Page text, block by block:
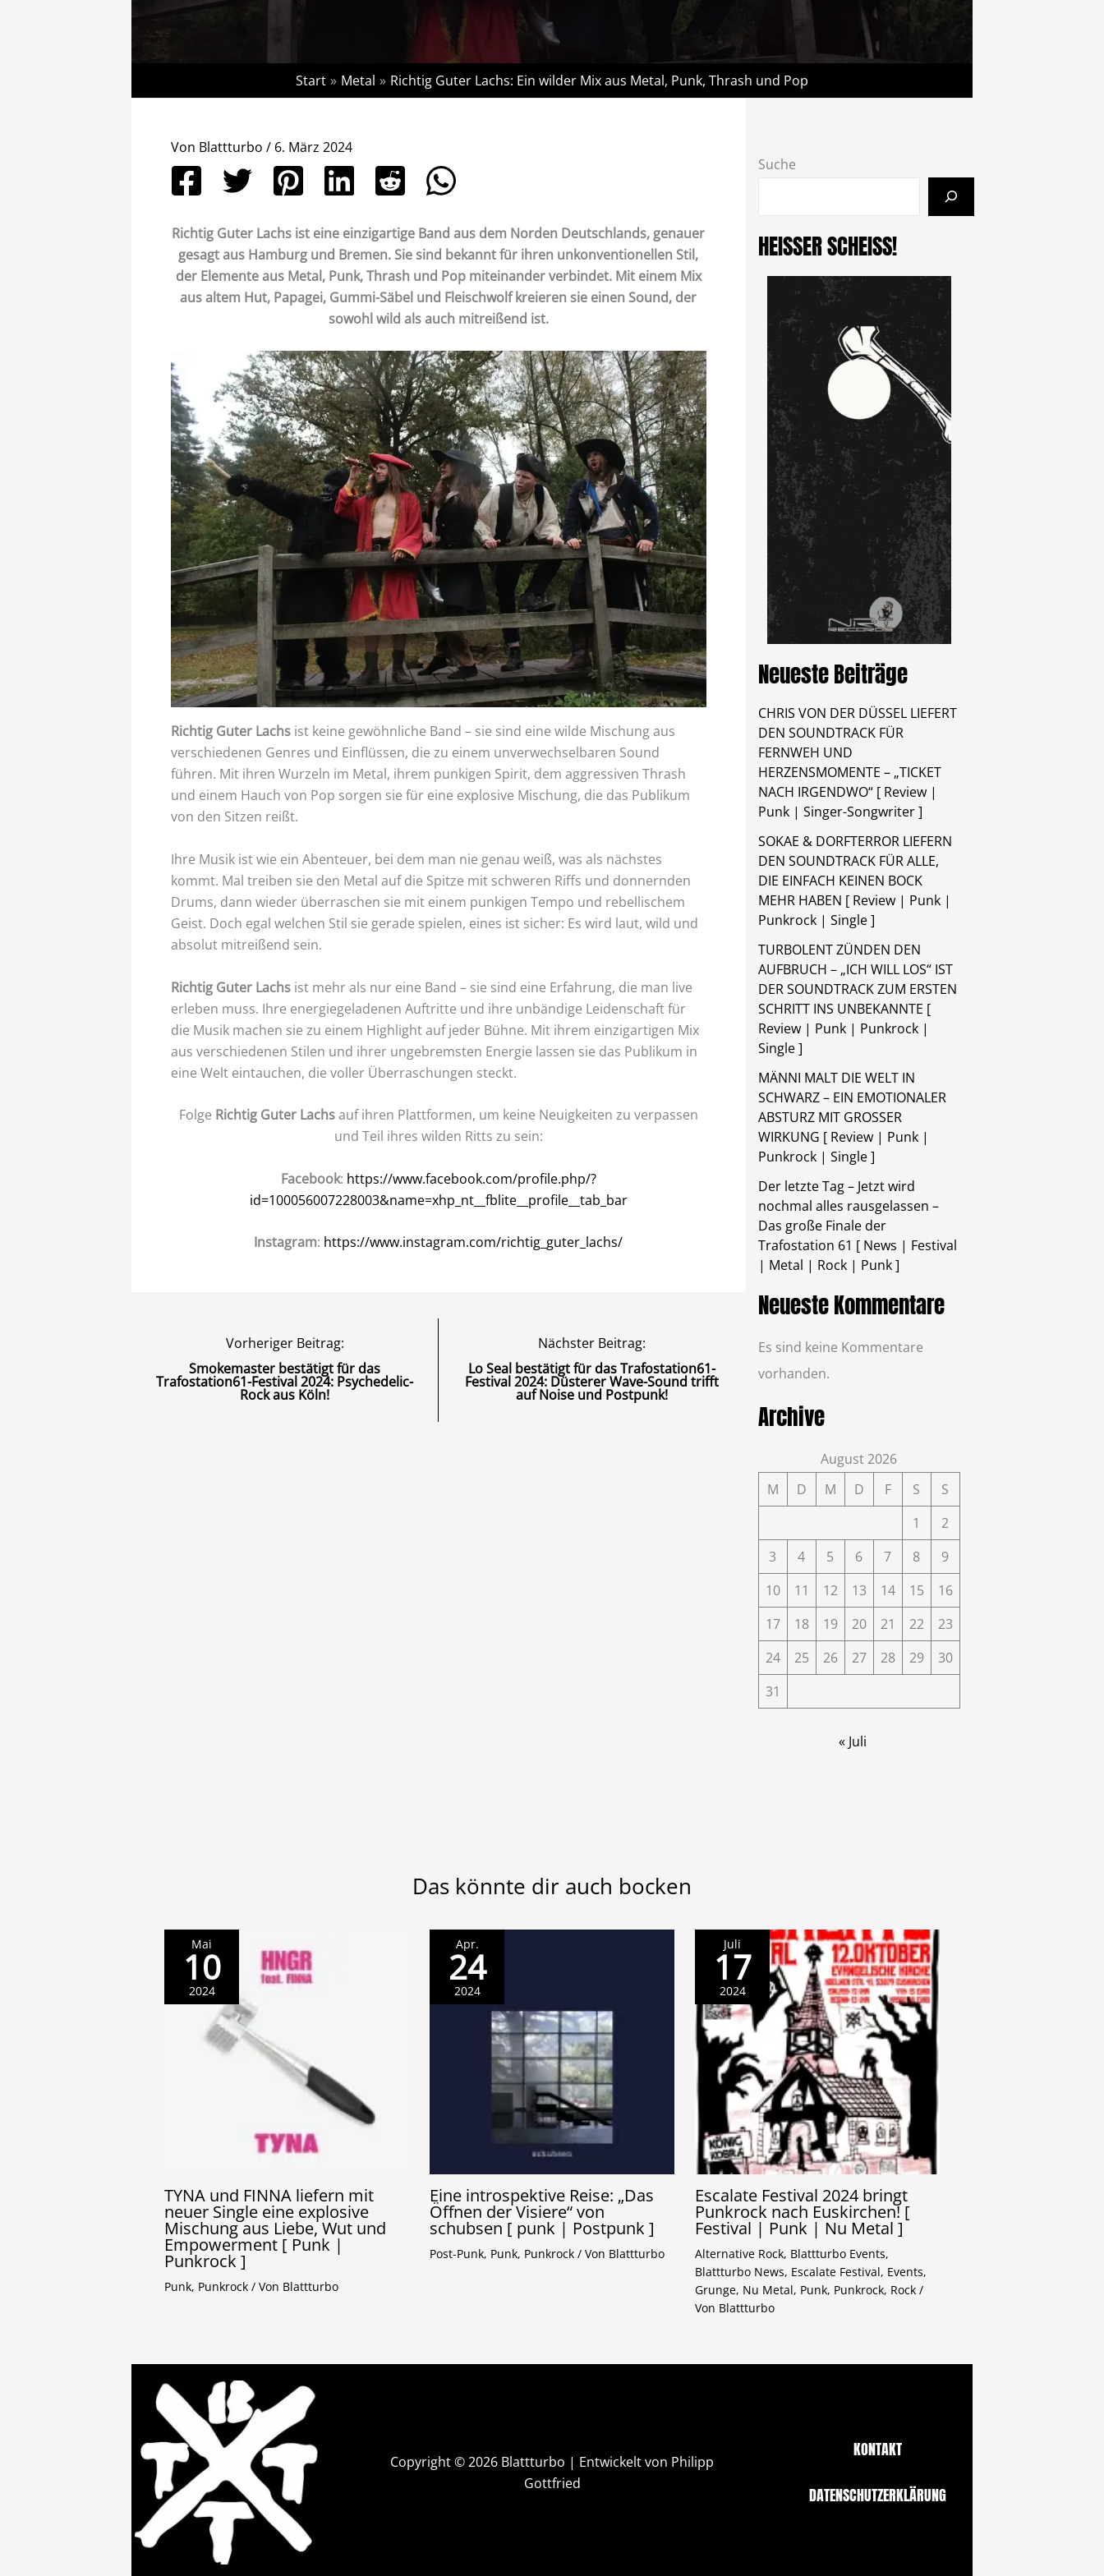
Start Metal Richtig Guter Lachs: Ein wilder Mix aus Metal, Punk, Thrash und Pop
Von Blattturbo / 6. März 2024
Richtig Guter Lachs ist eine einzigartige Band aus dem Norden Deutschlands, genauer
gesagt aus Hamburg und Bremen. Sie sind bekannt für ihren unkonventionellen Stil,
der Elemente aus Metal, Punk, Thrash und Pop miteinander verbindet. Mit einem Mix
aus altem Hut, Papagei, Gummi-Säbel und Fleischwolf kreieren sie einen Sound, der
sowohl wild als auch mitreißend ist.
Richtig Guter Lachs ist keine gewöhnliche Band – sie sind eine wilde Mischung aus
verschiedenen Genres und Einflüssen, die zu einem unverwechselbaren Sound
führen. Mit ihren Wurzeln im Metal, ihrem punkigen Spirit, dem aggressiven Thrash
und einem Hauch von Pop sorgen sie für eine explosive Mischung, die das Publikum
von den Sitzen reißt.
Ihre Musik ist wie ein Abenteuer, bei dem man nie genau weiß, was als nächstes
kommt. Mal treiben sie den Metal auf die Spitze mit schweren Riffs und donnernden
Drums, dann wieder überraschen sie mit einem punkigen Tempo und rebellischem
Geist. Doch egal welchen Stil sie gerade spielen, eines ist sicher: Es wird laut, wild und
absolut mitreißend sein.
Richtig Guter Lachs ist mehr als nur eine Band – sie sind eine Erfahrung, die man live
erleben muss. Ihre energiegeladenen Auftritte und ihre unbändige Leidenschaft für
die Musik machen sie zu einem Highlight auf jeder Bühne. Mit ihrem einzigartigen Mix
aus verschiedenen Stilen und ihrer ungebremsten Energie lassen sie das Publikum in
eine Welt eintauchen, die voller Überraschungen steckt.
Folge Richtig Guter Lachsauf ihren Plattformen, um keine Neuigkeiten zu verpassen
und Teil ihres wilden Ritts zu sein:
Facebook: https://www.facebook.com/profile.php/?
id=100056007228003&name=xhp_nt__fblite__profile__tab_bar
Instagram: https://www.instagram.com/richtig_guter_lachs/
Vorheriger Beitrag:
Smokemaster bestätigt für das
Trafostation61-Festival 2024: Psychedelic-
Rock aus Köln!
Nächster Beitrag:
Lo Seal bestätigt für das Trafostation61-
Festival 2024: Düsterer Wave-Sound trifft
auf Noise und Postpunk!
Suche
HEISSER SCHEISS!
Neueste Beiträge
CHRIS VON DER DÜSSEL LIEFERT
DEN SOUNDTRACK FÜR
FERNWEH UND
HERZENSMOMENTE – „TICKET
NACH IRGENDWO“ [ Review |
Punk | Singer-Songwriter ]
SOKAE & DORFTERROR LIEFERN
DEN SOUNDTRACK FÜR ALLE,
DIE EINFACH KEINEN BOCK
MEHR HABEN [ Review | Punk |
Punkrock | Single ]
TURBOLENT ZÜNDEN DEN
AUFBRUCH – „ICH WILL LOS“ IST
DER SOUNDTRACK ZUM ERSTEN
SCHRITT INS UNBEKANNTE [
Review | Punk | Punkrock |
Single ]
MÄNNI MALT DIE WELT IN
SCHWARZ – EIN EMOTIONALER
ABSTURZ MIT GROSSER
WIRKUNG [ Review | Punk |
Punkrock | Single ]
Der letzte Tag – Jetzt wird
nochmal alles rausgelassen –
Das große Finale der
Trafostation 61 [ News | Festival
| Metal | Rock | Punk ]
Neueste Kommentare
Es sind keine Kommentare
vorhanden.
Archive
August 2026
M
D M D F S
S
1
2
3
4 5 6 7 8
9
10
11 12 13 14 15
16
17
18 19 20 21 22
23
24
25 26 27 28 29
30
31
« Juli
Das könnte dir auch bocken
Mai
10
2024
TYNA und FINNA liefern mit
neuer Single eine explosive
Mischung aus Liebe, Wut und
Empowerment [ Punk |
Punkrock ]
Punk, Punkrock / Von Blattturbo
Apr.
24
2024
Eine introspektive Reise: „Das
Öffnen der Visiere“ von
schubsen [ punk | Postpunk ]
Post-Punk, Punk, Punkrock / Von Blattturbo
Juli
17
2024
Escalate Festival 2024 bringt
Punkrock nach Euskirchen! [
Festival | Punk | Nu Metal ]
Alternative Rock, Blattturbo Events,
Blattturbo News, Escalate Festival, Events,
Grunge, Nu Metal, Punk, Punkrock, Rock /
Von Blattturbo
Copyright © 2026 Blattturbo | Entwickelt von Philipp
Gottfried
KONTAKT
DATENSCHUTZERKLÄRUNG